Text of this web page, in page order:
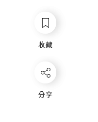
收藏
分享
收藏
分享